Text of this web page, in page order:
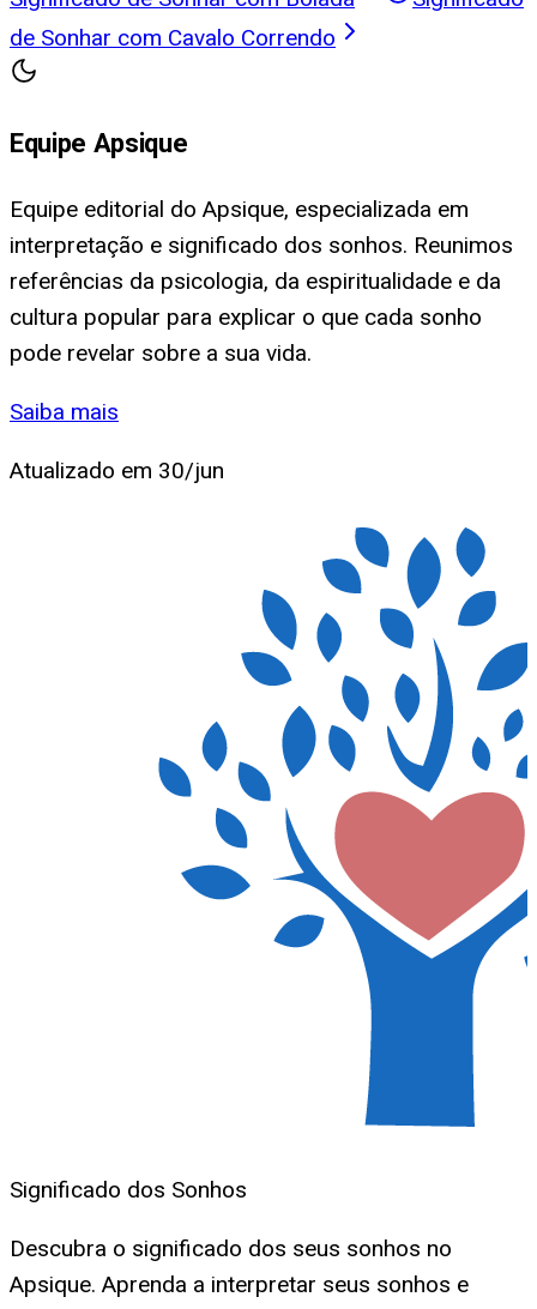
de Sonhar com Cavalo Correndo
Equipe Apsique
Equipe editorial do Apsique, especializada em
interpretação e significado dos sonhos. Reunimos
referências da psicologia, da espiritualidade e da
cultura popular para explicar o que cada sonho
pode revelar sobre a sua vida.
Saiba mais
Atualizado em 30/jun
Significado dos Sonhos
Descubra o significado dos seus sonhos no
Apsique. Aprenda a interpretar seus sonhos e